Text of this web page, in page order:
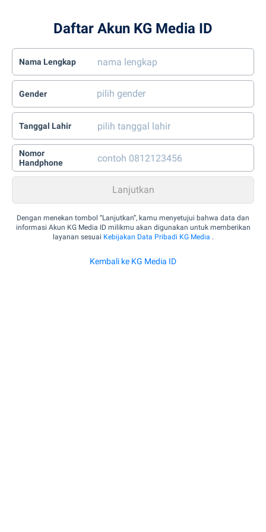
Daftar Akun KG Media ID
Nama Lengkap
Gender
Tanggal Lahir
Nomor
Handphone
Dengan menekan tombol “Lanjutkan”, kamu menyetujui bahwa data dan
informasi Akun KG Media ID milikmu akan digunakan untuk memberikan
layanan sesuai Kebijakan Data Pribadi KG Media .
Kembali ke KG Media ID